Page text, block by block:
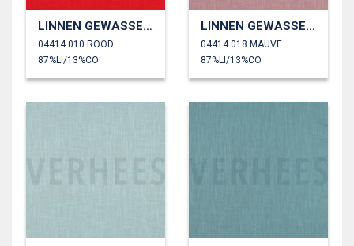
LINNEN GEWASSEN 230 GM2
04414.010 ROOD
87%LI/13%CO
LINNEN GEWASSEN 230 GM2
04414.018 MAUVE
87%LI/13%CO